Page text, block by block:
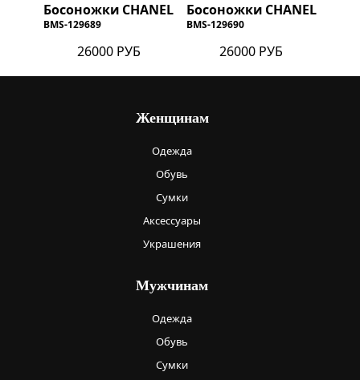
Босоножки CHANEL
BMS-129689
26000 РУБ
Босоножки CHANEL
BMS-129690
26000 РУБ
Женщинам
Одежда
Обувь
Сумки
Аксессуары
Украшения
Мужчинам
Одежда
Обувь
Сумки